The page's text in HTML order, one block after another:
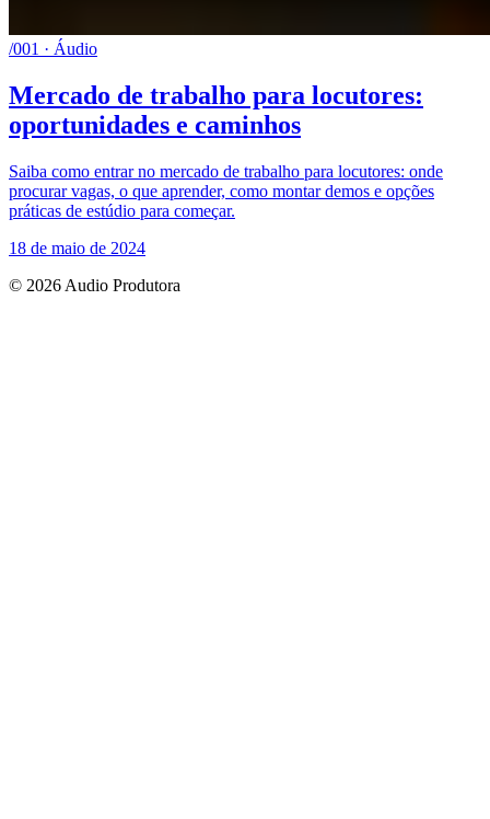
/001 · Áudio
Mercado de trabalho para locutores:
oportunidades e caminhos
Saiba como entrar no mercado de trabalho para locutores: onde
procurar vagas, o que aprender, como montar demos e opções
práticas de estúdio para começar.
18 de maio de 2024
© 2026 Audio Produtora